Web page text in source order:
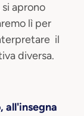
aprono
lì per
il
diversa.
all'insegna